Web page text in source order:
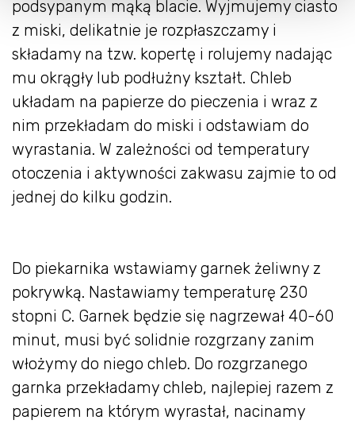
podsypanym mąką blacie. Wyjmujemy ciasto
z miski, delikatnie je rozpłaszczamy i
składamy na tzw. kopertę i rolujemy nadając
mu okrągły lub podłużny kształt. Chleb
układam na papierze do pieczenia i wraz z
nim przekładam do miski i odstawiam do
wyrastania. W zależności od temperatury
otoczenia i aktywności zakwasu zajmie to od
jednej do kilku godzin.
Do piekarnika wstawiamy garnek żeliwny z
pokrywką. Nastawiamy temperaturę 230
stopni C. Garnek będzie się nagrzewał 40-60
minut, musi być solidnie rozgrzany zanim
włożymy do niego chleb. Do rozgrzanego
garnka przekładamy chleb, najlepiej razem z
papierem na którym wyrastał, nacinamy